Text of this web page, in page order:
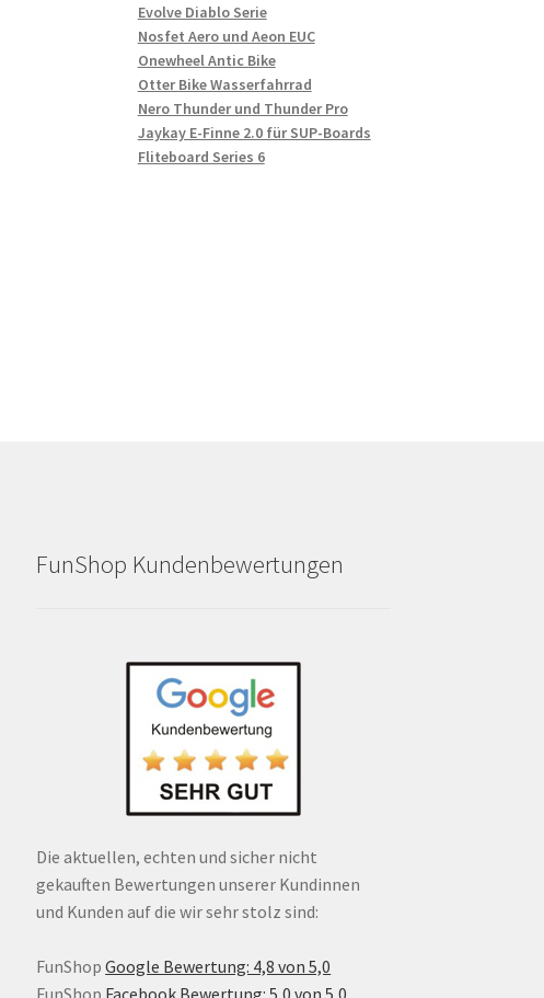
Evolve Diablo Serie
Nosfet Aero und Aeon EUC
Onewheel Antic Bike
Otter Bike Wasserfahrrad
Nero Thunder und Thunder Pro
Jaykay E-Finne 2.0 für SUP-Boards
Fliteboard Series 6
FunShop Kundenbewertungen
Die aktuellen, echten und sicher nicht
gekauften Bewertungen unserer Kundinnen
und Kunden auf die wir sehr stolz sind:
FunShop Google Bewertung: 4,8 von 5,0
FunShop Facebook Bewertung: 5,0 von 5,0